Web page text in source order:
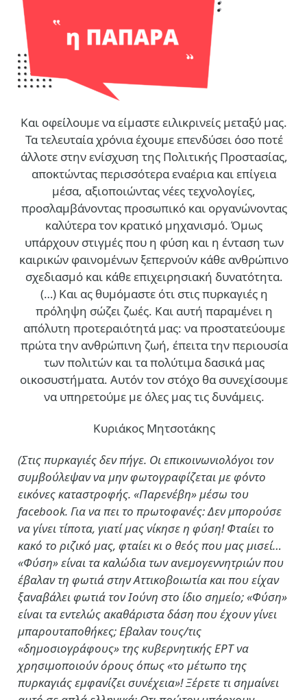
Και οφείλουμε να είμαστε ειλικρινείς μεταξύ μας.
Τα τελευταία χρόνια έχουμε επενδύσει όσο ποτέ
άλλοτε στην ενίσχυση της Πολιτικής Προστασίας,
αποκτώντας περισσότερα εναέρια και επίγεια
μέσα, αξιοποιώντας νέες τεχνολογίες,
προσλαμβάνοντας προσωπικό και οργανώνοντας
καλύτερα τον κρατικό μηχανισμό. Όμως
υπάρχουν στιγμές που η φύση και η ένταση των
καιρικών φαινομένων ξεπερνούν κάθε ανθρώπινο
σχεδιασμό και κάθε επιχειρησιακή δυνατότητα.
(…) Και ας θυμόμαστε ότι στις πυρκαγιές η
πρόληψη σώζει ζωές. Και αυτή παραμένει η
απόλυτη προτεραιότητά μας: να προστατεύουμε
πρώτα την ανθρώπινη ζωή, έπειτα την περιουσία
των πολιτών και τα πολύτιμα δασικά μας
οικοσυστήματα. Αυτόν τον στόχο θα συνεχίσουμε
να υπηρετούμε με όλες μας τις δυνάμεις.
Κυριάκος Μητσοτάκης
(Στις πυρκαγιές δεν πήγε. Οι επικοινωνιολόγοι τον
συμβούλεψαν να μην φωτογραφίζεται με φόντο
εικόνες καταστροφής. «Παρενέβη» μέσω του
facebook. Για να πει το πρωτοφανές: Δεν μπορούσε
να γίνει τίποτα, γιατί μας νίκησε η φύση! Φταίει το
κακό το ριζικό μας, φταίει κι ο θεός που μας μισεί…
«Φύση» είναι τα καλώδια των ανεμογεννητριών που
έβαλαν τη φωτιά στην Αττικοβοιωτία και που είχαν
ξαναβάλει φωτιά τον Ιούνη στο ίδιο σημείο; «Φύση»
είναι τα εντελώς ακαθάριστα δάση που έχουν γίνει
μπαρουταποθήκες; Εβαλαν τους/τις
«δημοσιογράφους» της κυβερνητικής ΕΡΤ να
χρησιμοποιούν όρους όπως «το μέτωπο της
πυρκαγιάς εμφανίζει συνέχεια»! Ξέρετε τι σημαίνει